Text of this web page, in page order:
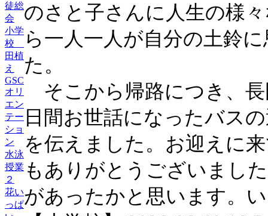
徒総
会
小学
校
田植
え
GSC
オリ
エン
テー
ショ
ン
水泳
授業
２
花い
っぱ
のさと子さんに人生の様
ら一人一人が自分の土鈴
た。
そこから帰路につき、
日間お世話になったバス
を伝えました。お迎えに
もありがとうございまし
があったかと思います。